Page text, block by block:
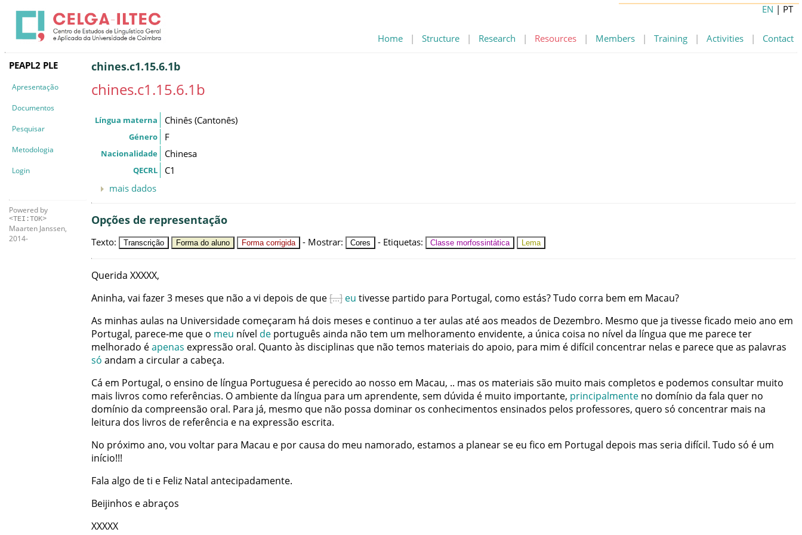
Home | Structure | Research | Resources | Members | Training | Activities | Contact
EN | PT
PEAPL2 PLE
Apresentação
Documentos
Pesquisar
Metodologia
Login
Powered by
<TEI:TOK>
Maarten Janssen,
2014-
chines.c1.15.6.1b
chines.c1.15.6.1b
Língua materna Chinês (Cantonês)
Género F
Nacionalidade Chinesa
QECRL
C1
mais dados
Opções de representação
Texto: Transcrição Forma do aluno Forma corrigida - Mostrar: Cores - Etiquetas: Classe morfossintática Lema
Querida XXXXX,
Aninha, vai fazer3 meses que não a vi depois de que eu tivesse partido para Portugal, como estás?Tudo corra bem em Macau?
As minhas aulas na Universidade começaram há dois meses e continuo a teraulas atéaos meados de Dezembro. Mesmo que ja tivesseficado meio ano em
Portugal, parece-me que o meu nível de português ainda não tem um melhoramento envidente, a única coisa no nível da língua que me pareceter
melhorado éapenas expressão oral. Quanto às disciplinas que não temos materiais do apoio, para mim é difícil concentrar nelas e parece queas palavras
só andam a circulara cabeça.
Cá em Portugal, o ensino de língua Portuguesa é perecido ao nosso em Macau, .. mas os materiais são muito mais completos e podemos consultar muito
mais livros como referências. Oambiente da língua para um aprendente, sem dúvida é muito importante, principalmente no domínio da fala quer no
domínio da compreensão oral. Para já, mesmo que não possa dominar os conhecimentos ensinados pelos professores, quero só concentrar mais na
leitura dos livros de referência e na expressão escrita.
No próximo ano, vou voltar para Macau e por causa do meu namorado, estamos a planearse eu fico em Portugal depois mas seria difícil. Tudo só é um
início!!!
Fala algo deti e Feliz Natal antecipadamente.
Beijinhos eabraços
XXXXX